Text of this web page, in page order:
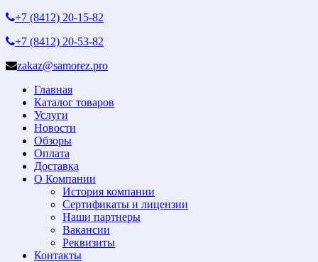
+7 (8412) 20-15-82
+7 (8412) 20-53-82
zakaz@samorez.pro
Главная
Каталог товаров
Услуги
Новости
Обзоры
Оплата
Доставка
О Компании
История компании
Сертификаты и лицензии
Наши партнеры
Вакансии
Реквизиты
Контакты